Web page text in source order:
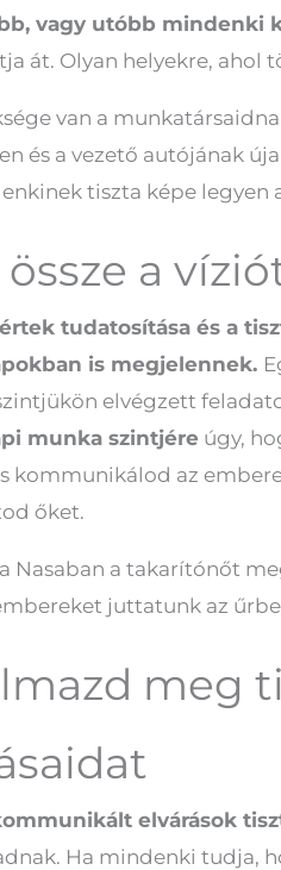
vagy utóbb mindenki
át. Olyan helyekre, ahol
van a
és a vezető autójának
tiszta képe legyen
össze a
tudatosítása és a
is megjelennek.
elvégzett
munka szintjére úgy,
kommunikálod az
őket.
Nasaban a takarítónőt
juttatunk az
meg
elvárások
Ha mindenki tudja,